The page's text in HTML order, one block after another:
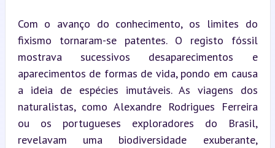
Com o avanço do conhecimento, os limites do
fixismo tornaram-se patentes. O registo fóssil
mostrava sucessivos desaparecimentos e
aparecimentos de formas de vida, pondo em causa
a ideia de espécies imutáveis. As viagens dos
naturalistas, como Alexandre Rodrigues Ferreira
ou os portugueses exploradores do Brasil,
revelavam uma biodiversidade exuberante,